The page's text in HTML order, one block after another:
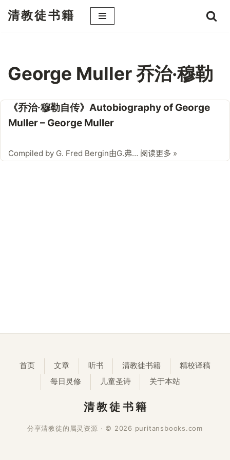
文
清教徒书籍
George Muller 乔治·穆勒
《乔治·穆勒自传》Autobiography of George
Muller – George Muller
Compiled by G. Fred Bergin由G.弗… 阅读更多 »
首页 文章 听书 清教徒书籍
精校译稿
每日灵修
儿童圣诗 关于本站